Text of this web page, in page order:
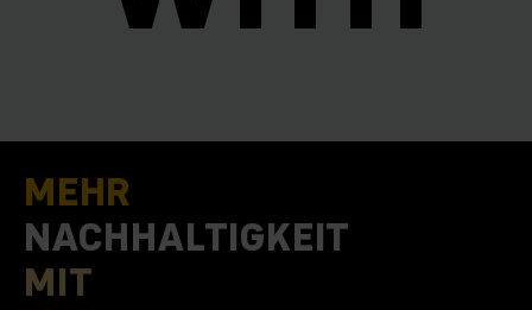
MEHR
NACHHALTIGKEIT
MIT